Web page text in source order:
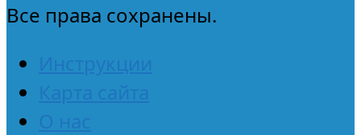
Все права сохранены.
Инструкции
Карта сайта
О нас